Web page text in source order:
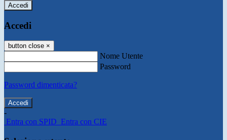
Accedi
Accedi
button close ×
Nome Utente
Password
Password dimenticata?
-
Entra con SPID Entra con CIE